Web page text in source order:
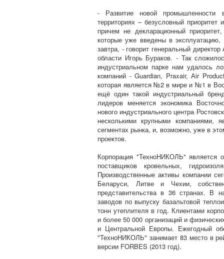
- Развитие новой промышленности
территориях – безусловный приоритет
причем не декларационный
которые уже введены в
завтра, - говорит генеральный директор
области Игорь Бураков. - Так
индустриальном парке нам удалось
компаний - Guardian, Praxair, Аir
которая является №2 в мире и №1 в
ещё один такой индустриальный
лидеров меняется экономика
нового индустриального центра
несколькими крупными компаниями,
сегментах рынка, и, возможно, уже в
проектов.
Корпорация "ТехноНИКОЛЬ" является
поставщиков кровельных,
Производственные активы компании
Беларуси, Литве и Чехии,
представительства в 36 странах. В
заводов по выпуску базальтовой
тонн утеплителя в год. Клиентами
и более 50 000 организаций и
и Центральной Европы. Ежегодный
"ТехноНИКОЛЬ" занимает 83 место в
версии FORBES (2013 год).